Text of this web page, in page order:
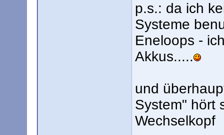
p.s.: da ich
Systeme
Eneloops -
Akkus.....
und
System" hört
Wechselkopf